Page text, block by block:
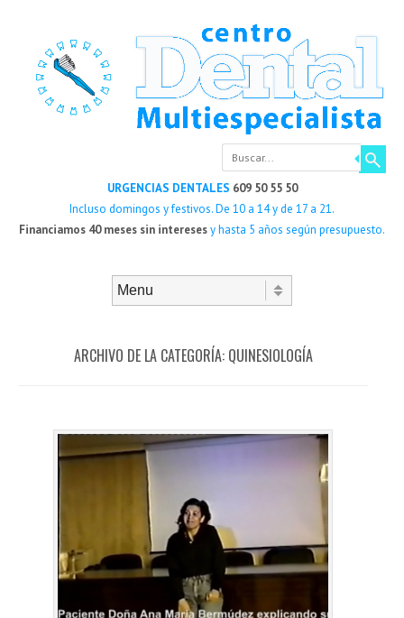
Buscar
URGENCIAS DENTALES 609 50 55 50
Incluso domingos y festivos. De 10 a 14 y de 17 a 21.
Financiamos 40 meses sin interesesy hasta 5 años según presupuesto.
ARCHIVO DE LA CATEGORÍA: QUINESIOLOGÍA